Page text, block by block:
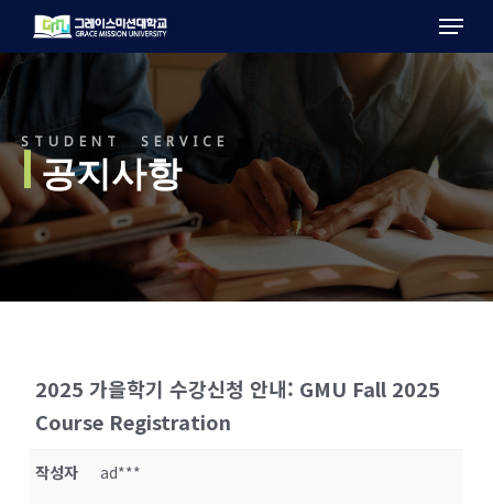
main
content
Menu
STUDENT SERVICE
l공지사항
2025 가을학기 수강신청 안내: GMU Fall 2025
Course Registration
작성자
ad***